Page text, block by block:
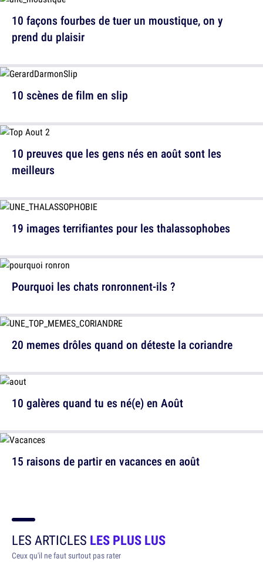
10 façons fourbes de tuer un moustique, on y
prend du plaisir
10 preuves que les gens nés en août sont les
meilleurs
Pourquoi les chats ronronnent-ils ?
10 galères quand tu es né(e) en Août
10 scènes de film en slip
19 images terrifiantes pour les thalassophobes
20 memes drôles quand on déteste la coriandre
15 raisons de partir en vacances en août
LES ARTICLES LES PLUS LUS
Ceux qu'il ne faut surtout pas rater